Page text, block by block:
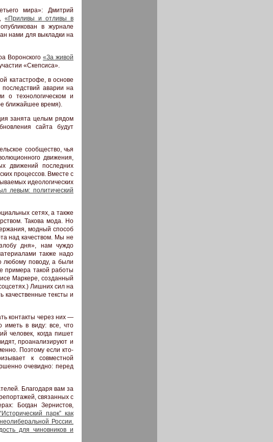
мира»: Дмитрий
«Приливы и отливы в
в журнале
нами для выкладки на
Воронского«За живой
«Скепсиса».
катастрофе, в основе
аварии на
о технологическом и
ближайшее время).
занята целым рядом
сайта будут
сообщество, чья
движения,
движений последних
процессов. Вместе с
идеологических
левым: политический
сетях, а также
Такова мода. Но
модный способ
над качеством. Мы не
дня», нам чуждо
также надо
любому поводу, а были
примера такой работы
Маркере, созданный
Лишних сил на
качественные тексты и
контакты через них —
иметь в виду: все, что
человек, когда пишет
проанализируют и
Поэтому если кто-
к совместной
очевидно: перед
Благодаря вам за
связанных с
Богдан Зернистов,
парк” как
России.
для чиновников и